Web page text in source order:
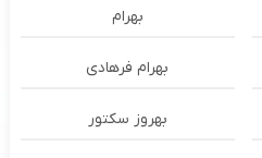
بهرام
بهرام فرهادی
بهروز سکتور